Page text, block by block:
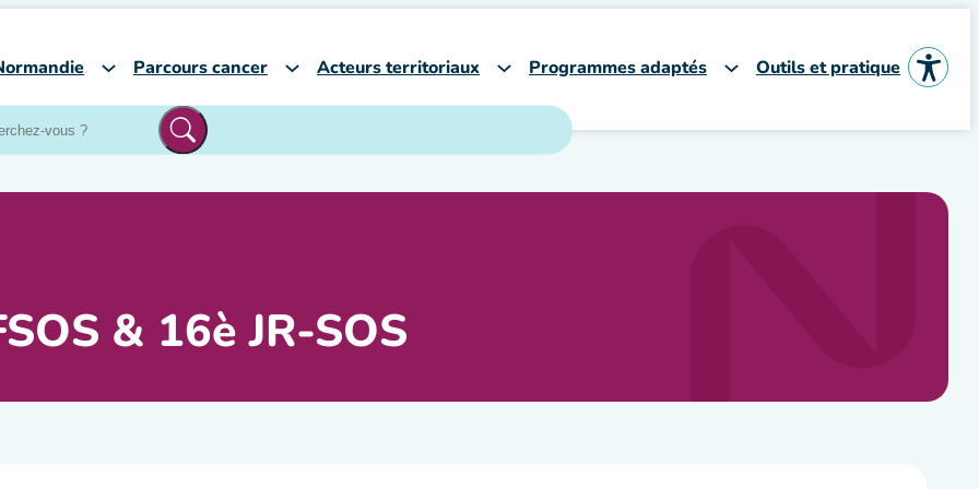
Parcours cancer Acteurs territoriaux Programmes adaptés Outils et pratique
& 16è JR-SOS